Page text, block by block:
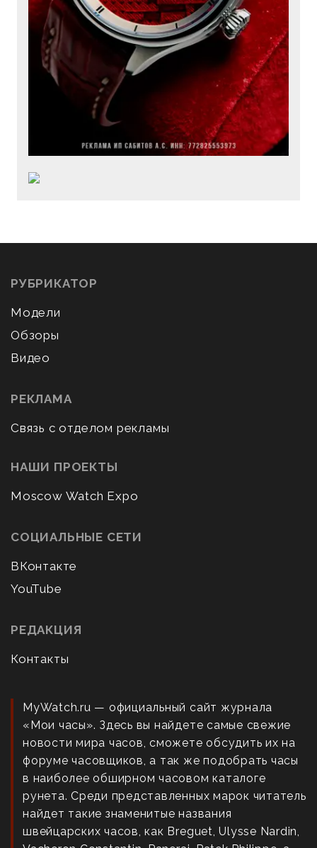
РУБРИКАТОР
Модели
Обзоры
Видео
РЕКЛАМА
Связь с отделом рекламы
НАШИ ПРОЕКТЫ
Moscow Watch Expo
СОЦИАЛЬНЫЕ СЕТИ
ВКонтакте
YouTube
РЕДАКЦИЯ
Контакты
MyWatch.ru — официальный сайт журнала
«Мои часы». Здесь вы найдете самые свежие
новости мира часов, сможете обсудить их на
форуме часовщиков, а так же подобрать часы
в наиболее обширном часовом каталоге
рунета. Среди представленных марок читатель
найдет такие знаменитые названия
швейцарских часов, как Breguet, Ulysse Nardin,